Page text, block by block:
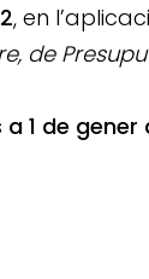
, en
de
1 de gener